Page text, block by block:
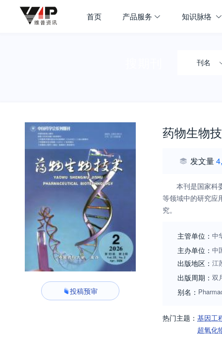
首页 产品服务 知识脉络
刊名
投稿预审
药物生物
发文量
本刊是国家科
等领域中的研究应
究。
主管单位： 中
主办单位： 中
出版地区： 江
出版周期： 双
别名：
热门主题： 基因工
超氧化